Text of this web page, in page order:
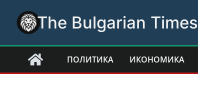
content
The Bulgarian Times
ПОЛИТИКА ИКОНОМИКА